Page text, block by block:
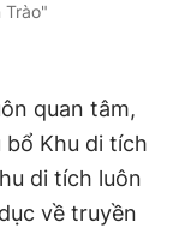
Trào"
quan tâm,
Khu di tích
di tích luôn
về truyền